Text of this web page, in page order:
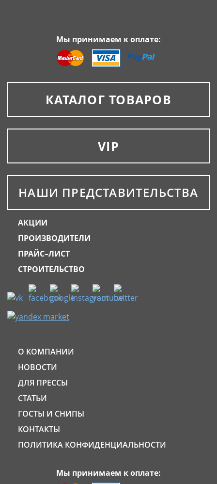
Мы принимаем к оплате:
КАТАЛОГ ТОВАРОВ
VIP
НАШИ ПРЕДСТАВИТЕЛЬСТВА
АКЦИИ
ПРОИЗВОДИТЕЛИ
ПРАЙС–ЛИСТ
СТРОИТЕЛЬСТВО
О КОМПАНИИ
НОВОСТИ
ДЛЯ ПРЕССЫ
СТАТЬИ
ГОСТЫ И СНИПЫ
КОНТАКТЫ
ПОЛИТИКА КОНФИДЕНЦИАЛЬНОСТИ
Мы принимаем к оплате: